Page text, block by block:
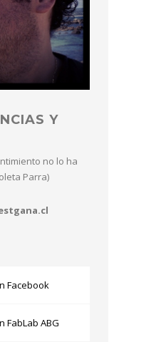
Y
no lo ha
Parra)
Facebook
FabLab ABG